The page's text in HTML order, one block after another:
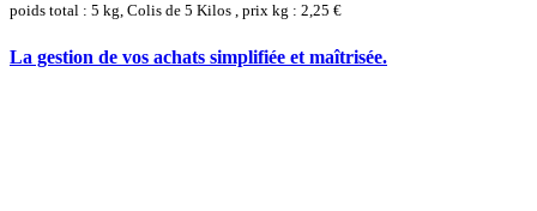
poids total : 5 kg, Colis de 5 Kilos , prix kg : 2,25 €
La gestion de vos achats simplifiée et maîtrisée.